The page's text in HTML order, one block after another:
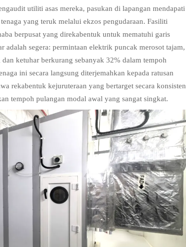
utiliti asas mereka, pasukan di lapangan mendapati
yang teruk melalui ekzos pengudaraan. Fasiliti
berpusat yang direkabentuk untuk mematuhi garis
adalah segera: permintaan elektrik puncak merosot tajam,
ketuhar berkurang sebanyak 32% dalam tempoh
ini secara langsung diterjemahkan kepada ratusan
rekabentuk kejuruteraan yang bertarget secara konsisten
tempoh pulangan modal awal yang sangat singkat.